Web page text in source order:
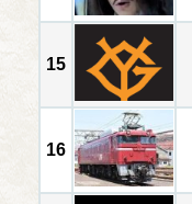
15
16